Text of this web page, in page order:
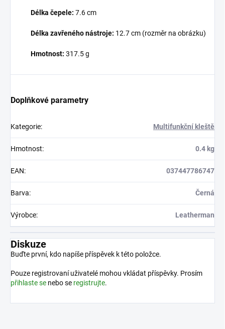
Délka čepele: 7.6 cm
Délka zavřeného nástroje: 12.7 cm (rozměr na obrázku)
Hmotnost: 317.5 g
Doplňkové parametry
Kategorie: Multifunkční kleště
Hmotnost: 0.4 kg
EAN: 037447786747
Barva: Černá
Výrobce: Leatherman
Diskuze
Buďte první, kdo napíše příspěvek k této položce.
Pouze registrovaní uživatelé mohou vkládat příspěvky. Prosím
přihlaste se nebo se registrujte.